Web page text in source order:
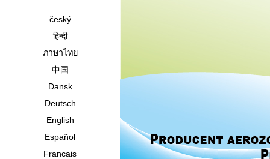
český
हिन्दी
ภาษาไทย
中国
Dansk
Deutsch
English
Español
Francais